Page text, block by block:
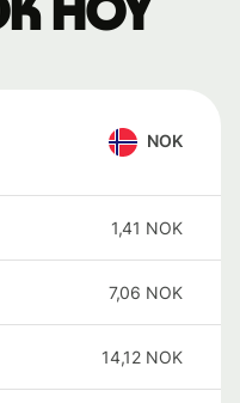
hoy
NOK
1,41 NOK
7,06 NOK
14,12 NOK